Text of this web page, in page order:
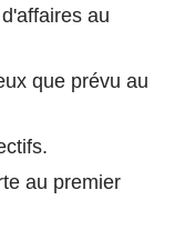
au
que prévu au
au premier